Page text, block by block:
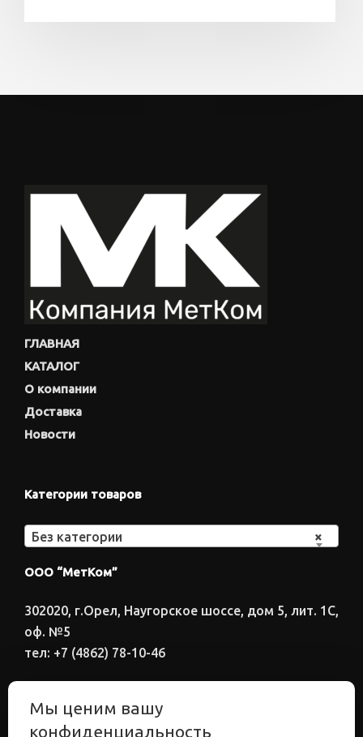
ГЛАВНАЯ
КАТАЛОГ
О компании
Доставка
Новости
Категории товаров
×
Без категории
ООО “МетКом”
302020, г.Орел, Наугорское шоссе, дом 5, лит. 1С,
оф. №5
тел: +7 (4862) 78-10-46
Электронный адрес
Мы ценим вашу
конфиденциальность